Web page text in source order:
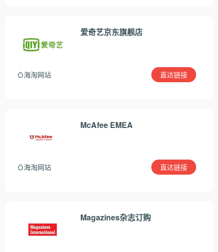
爱奇艺京东旗舰店
海淘网站 直达链接
McAfee EMEA
海淘网站 直达链接
Magazines杂志订购